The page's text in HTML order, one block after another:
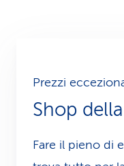
Prezzi
Shop
Fare il pieno di